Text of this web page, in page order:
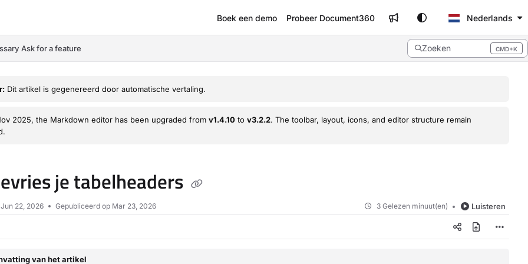
Boek een demo Probeer Document360 Nederlands
Ask for a feature Zoeken CMD+K
Press CMD+K to open search
Dit artikel is gegenereerd door automatische vertaling.
2025, the Markdown editor has been upgraded from v1.4.10 to v3.2.2. The toolbar, layout, icons, and editor structure remain
je tabelheaders
Jun 22, 2026 Gepubliceerd op Mar 23, 2026 3 Gelezen minuut(en) Luisteren
van het artikel